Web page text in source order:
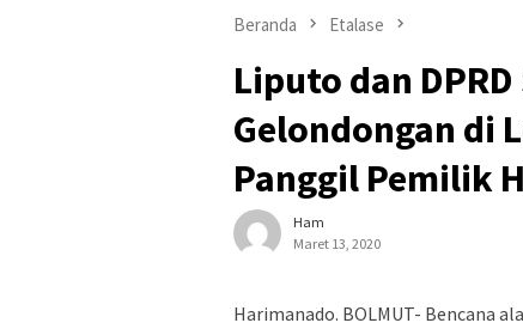
Beranda Etalase
Liputo dan
Gelondongan di
Panggil Pemilik
Ham
Maret 13, 2020
Harimanado. BOLMUT- Bencana